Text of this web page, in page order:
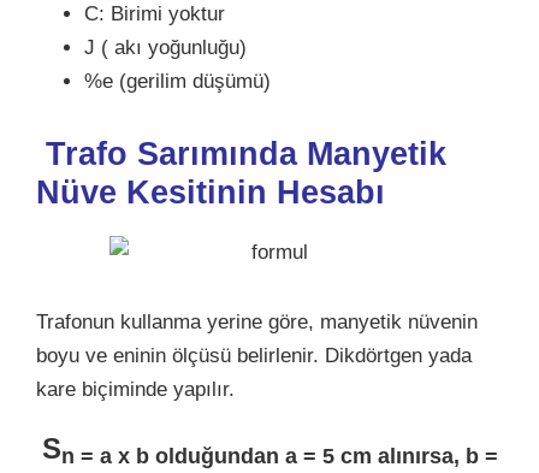
C: Birimi yoktur
J ( akı yoğunluğu)
%e (gerilim düşümü)
Trafo Sarımında Manyetik
Nüve Kesitinin Hesabı
Trafonun kullanma yerine göre, manyetik nüvenin
boyu ve eninin ölçüsü belirlenir. Dikdörtgen yada
kare biçiminde yapılır.
Sn = a x b olduğundan a = 5 cm alınırsa, b =